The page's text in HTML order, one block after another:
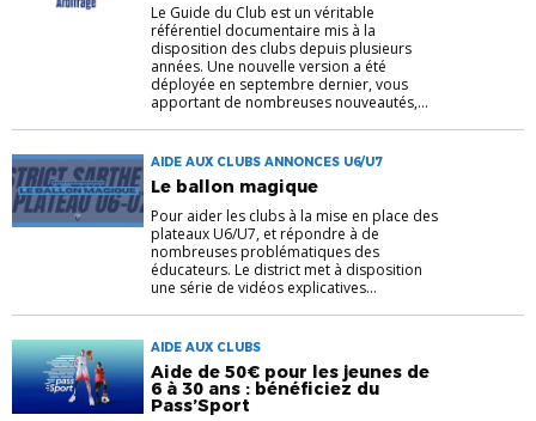
Le Guide du Club est un véritable
référentiel documentaire mis à la
disposition des clubs depuis plusieurs
années. Une nouvelle version a été
déployée en septembre dernier, vous
apportant de nombreuses nouveautés,...
AIDE AUX CLUBS ANNONCES U6/U7
Le ballon magique
Pour aider les clubs à la mise en place des
plateaux U6/U7, et répondre à de
nombreuses problématiques des
éducateurs. Le district met à disposition
une série de vidéos explicatives...
AIDE AUX CLUBS
Aide de 50€ pour les jeunes de
6 à 30 ans : bénéficiez du
Pass’Sport